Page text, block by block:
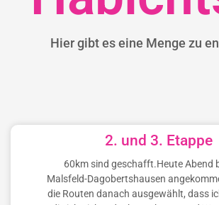
Hier gibt es eine Menge zu
2. und 3. Etappe
60km sind geschafft.Heute Abend
Malsfeld-Dagobertshausen
die Routen danach ausgewählt, dass